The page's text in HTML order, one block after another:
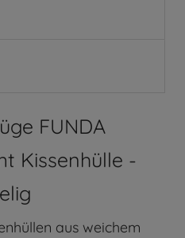
FUNDA
Kissenhülle -
aus weichem